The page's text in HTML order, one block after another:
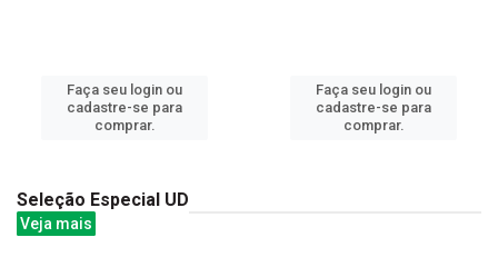
Faça seu login ou
cadastre-se para
comprar.
Faça seu login ou
cadastre-se para
comprar.
Seleção Especial UD
Veja mais